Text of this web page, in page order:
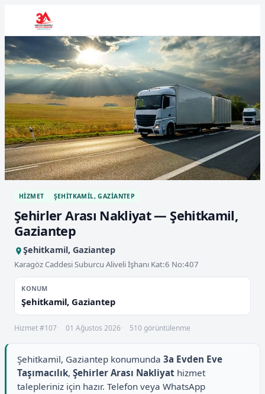
HIZMET ŞEHITKAMIL, GAZIANTEP
Şehirler Arası Nakliyat — Şehitkamil,
Gaziantep
Şehitkamil, Gaziantep
Karagöz Caddesi Suburcu Aliveli İşhanı Kat:6 No:407
KONUM
Şehitkamil, Gaziantep
Hizmet #107 01 Ağustos 2026 510 görüntülenme
Şehitkamil, Gaziantep konumunda 3a Evden Eve
Taşımacılık, Şehirler Arası Nakliyat hizmet
talepleriniz için hazır. Telefon veya WhatsApp